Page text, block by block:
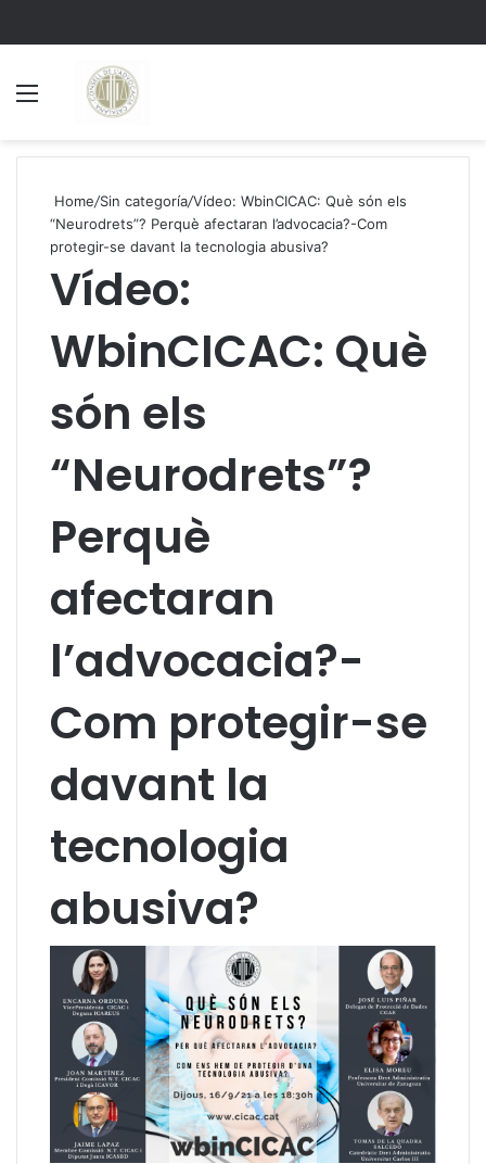
Home/Sin categoría/Vídeo: WbinCICAC: Què són els
“Neurodrets”? Perquè afectaran l’advocacia?-Com
protegir-se davant la tecnologia abusiva?
Vídeo:
WbinCICAC: Què
són els
“Neurodrets”?
Perquè
afectaran
l’advocacia?-
Com protegir-se
davant la
tecnologia
abusiva?